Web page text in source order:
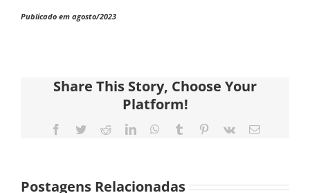
Publicado em agosto/2023
Share This Story, Choose Your
Platform!
Facebook
TwitterRedditLinkedInWhatsApp
Tumblr Pinterest
Vk
E-
Postagens Relacionadas